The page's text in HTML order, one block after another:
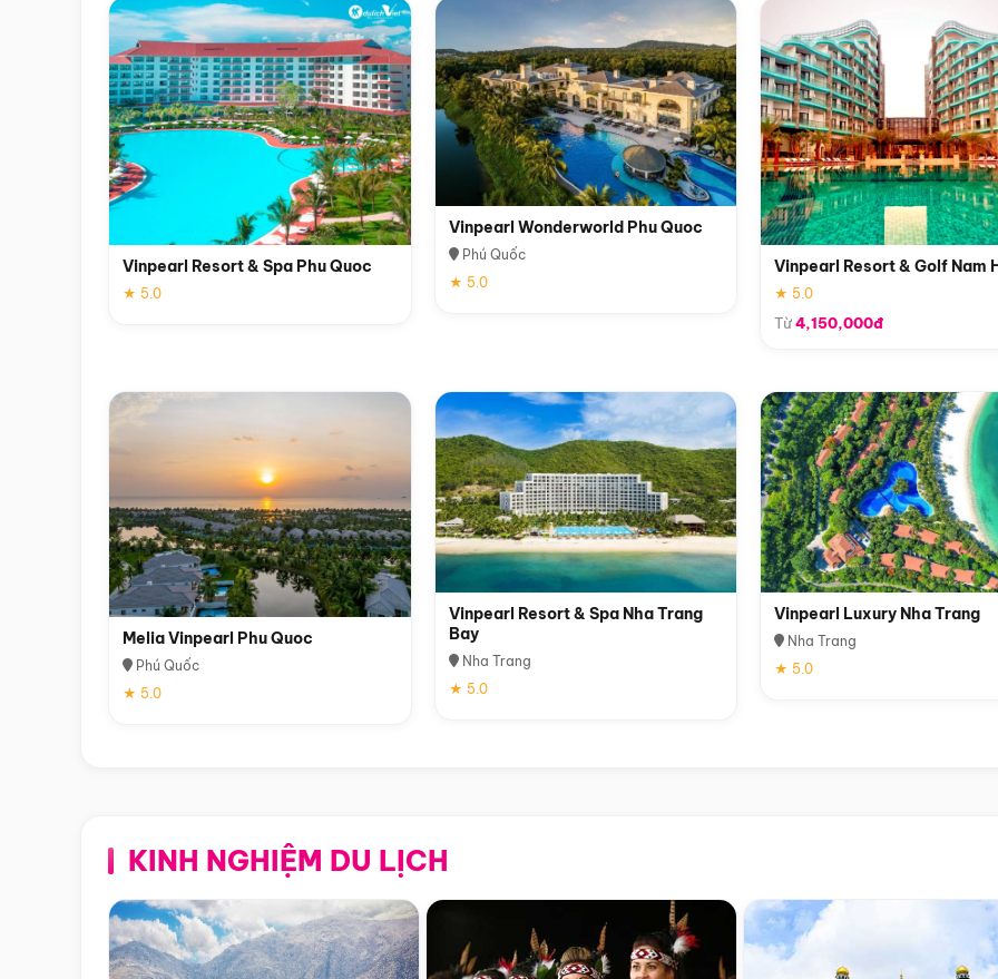
Vinpearl Resort & Spa Phu Quoc
★ 5.0
Vinpearl Wonderworld Phu Quoc
Phú Quốc
★ 5.0
Vinpearl Resort & Golf Nam
★ 5.0
Từ4,150,000đ
Melia Vinpearl Phu Quoc
Phú Quốc
★ 5.0
Vinpearl Resort & Spa Nha Trang
Bay
Nha Trang
★ 5.0
Vinpearl Luxury Nha Trang
Nha Trang
★ 5.0
KINH NGHIỆM DU LỊCH